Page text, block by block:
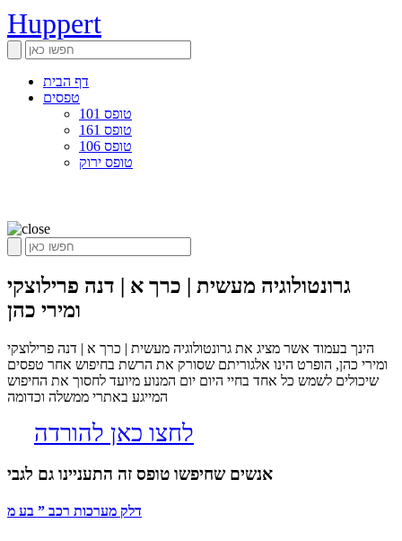
Huppert
דף הבית
טפסים
טופס 101
טופס 161
טופס 106
טופס ירוק
גרונטולוגיה מעשית | כרך א | דנה פרילוצקי
ומירי כהן
הינך בעמוד אשר מציג את גרונטולוגיה מעשית | כרך א | דנה פרילוצקי
ומירי כהן, הופרט הינו אלגוריתם שסורק את הרשת בחיפוש אחר טפסים
שיכולים לשמש כל אחד בחיי היום יום המנוע מיועד לחסוך את החיפוש
המייגע באתרי ממשלה וכדומה
לחצו כאן להורדה
אנשים שחיפשו טופס זה התעניינו גם לגבי
דלק מערכות רכב ” בע מ